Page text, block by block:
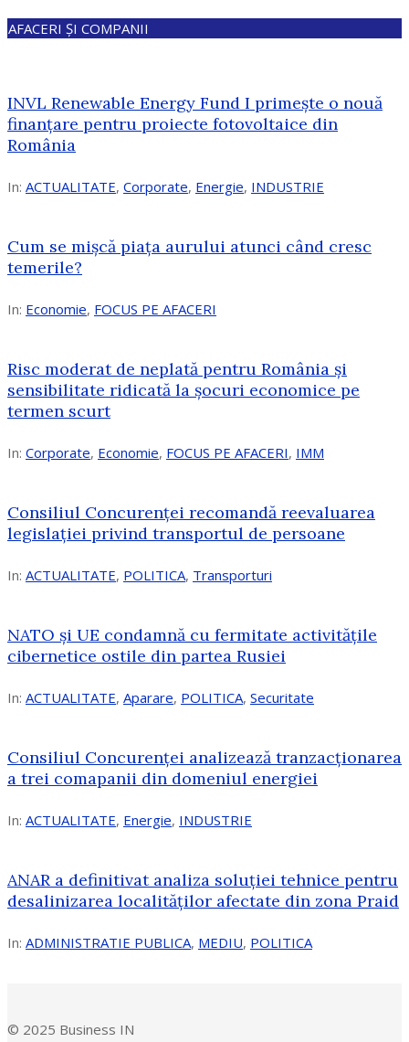
AFACERI ȘI COMPANII
INVL Renewable Energy Fund I primește o nouă
finanțare pentru proiecte fotovoltaice din
România
In: ACTUALITATE, Corporate, Energie, INDUSTRIE
Cum se mișcă piața aurului atunci când cresc
temerile?
In: Economie, FOCUS PE AFACERI
Risc moderat de neplată pentru România și
sensibilitate ridicată la șocuri economice pe
termen scurt
In: Corporate, Economie, FOCUS PE AFACERI, IMM
Consiliul Concurenței recomandă reevaluarea
legislației privind transportul de persoane
In: ACTUALITATE, POLITICA, Transporturi
NATO și UE condamnă cu fermitate activitățile
cibernetice ostile din partea Rusiei
In: ACTUALITATE, Aparare, POLITICA, Securitate
Consiliul Concurenţei analizează tranzacționarea
a trei comapanii din domeniul energiei
In: ACTUALITATE, Energie, INDUSTRIE
ANAR a definitivat analiza soluției tehnice pentru
desalinizarea localităților afectate din zona Praid
In: ADMINISTRATIE PUBLICA, MEDIU, POLITICA
© 2025 Business IN